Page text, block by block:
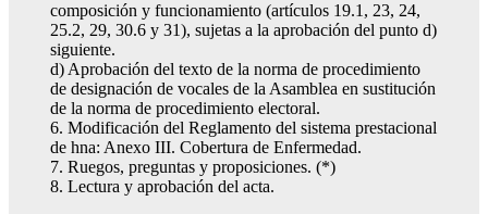
composición y funcionamiento (artículos 19.1, 23, 24,
25.2, 29, 30.6 y 31), sujetas a la aprobación del punto d)
siguiente.
d) Aprobación del texto de la norma de procedimiento
de designación de vocales de la Asamblea en sustitución
de la norma de procedimiento electoral.
6. Modificación del Reglamento del sistema prestacional
de hna: Anexo III. Cobertura de Enfermedad.
7. Ruegos, preguntas y proposiciones. (*)
8. Lectura y aprobación del acta.